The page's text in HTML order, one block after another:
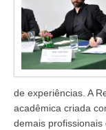
de experiências. A
acadêmica criada
demais